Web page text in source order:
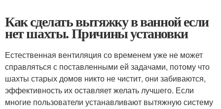
Как сделать вытяжку в ванной если
нет шахты. Причины установки
Естественная вентиляция со временем уже не может
справляться с поставленными ей задачами, потому что
шахты старых домов никто не чистит, они забиваются,
эффективность их оставляет желать лучшего. Если
многие пользователи устанавливают вытяжную систему